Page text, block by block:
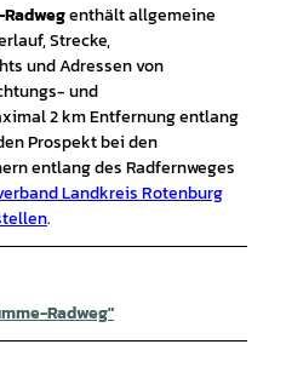
enthält allgemeine
Strecke,
und Adressen von
und
2 km Entfernung entlang
Prospekt bei den
entlang des Radfernweges
Landkreis Rotenburg
.
Radweg"